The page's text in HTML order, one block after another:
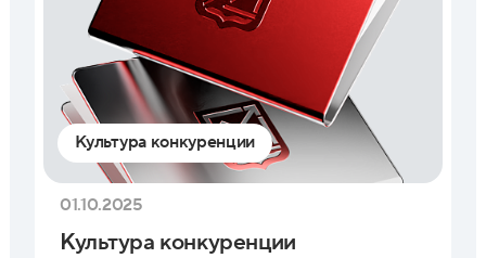
Культура конкуренции
01.10.2025
Культура конкуренции